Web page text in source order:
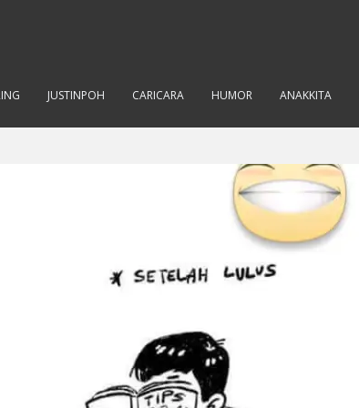
JUSTINPOH CARICARA HUMOR ANAKKITA